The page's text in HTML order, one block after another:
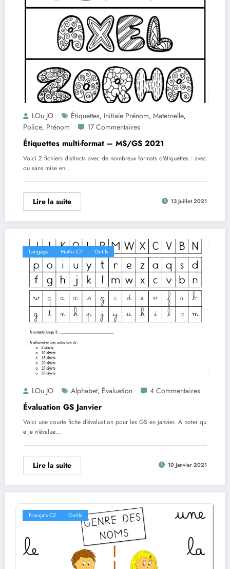
LOu JO Étiquettes, Initiale Prénom, Maternelle,
Police, Prénom 17 Commentaires
Étiquettes multi-format – MS/GS 2021
Voici 2 fichiers distincts avec de nombreux formats d'étiquettes : avec
ou sans mise en…
Lire la suite 13 Juillet 2021
Langage Maths C1 Outils
LOu JO Alphabet, Évaluation 4 Commentaires
Évaluation GS Janvier
Voici une courte fiche d'évaluation pour les GS en janvier. A noter qu
e je n'évalue…
Lire la suite 10 Janvier 2021
Français C2 Outils